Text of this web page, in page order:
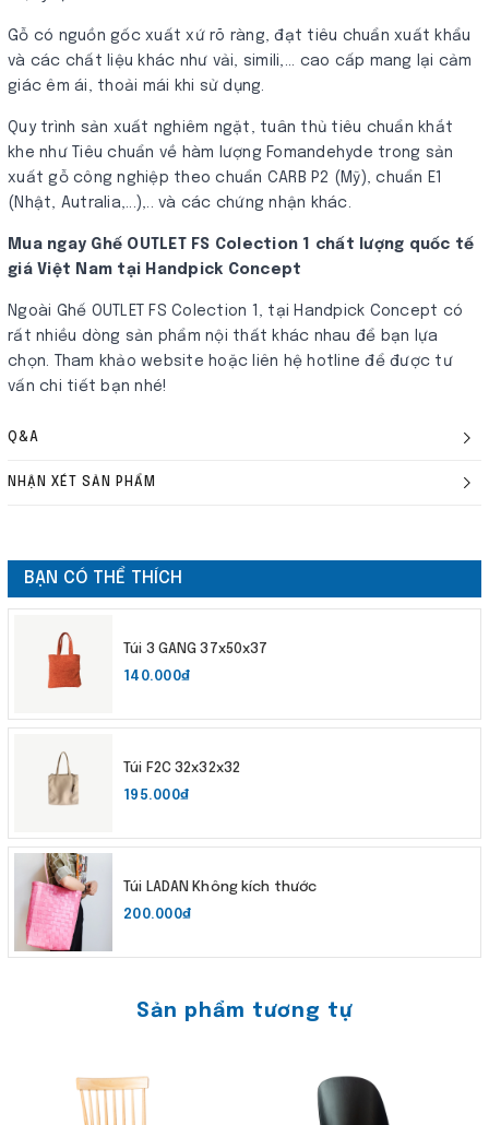
Gỗ có nguồn gốc xuất xứ rõ ràng, đạt tiêu chuẩn xuất khẩu
và các chất liệu khác như vải, simili,... cao cấp mang lại cảm
giác êm ái, thoải mái khi sử dụng.
Quy trình sản xuất nghiêm ngặt, tuân thủ tiêu chuẩn khắt
khe như Tiêu chuẩn về hàm lượng Fomandehyde trong sản
xuất gỗ công nghiệp theo chuẩn CARB P2​ (Mỹ), chuẩn E1
(Nhật, Autralia,...),.. và các chứng nhận khác.
Mua ngay Ghế OUTLET FS Colection 1 chất lượng quốc tế
giá Việt Nam tại Handpick Concept
Ngoài Ghế OUTLET FS Colection 1, tại Handpick Concept có
rất nhiều dòng sản phẩm nội thất khác nhau để bạn lựa
chọn. Tham khảo website hoặc liên hệ hotline để được tư
vấn chi tiết bạn nhé!
Q&A
NHẬN XÉT SẢN PHẨM
BẠN CÓ THỂ THÍCH
Túi 3 GANG 37x50x37
140.000₫
Túi F2C 32x32x32
195.000₫
Túi LADAN Không kích thước
200.000₫
Sản phẩm tương tự